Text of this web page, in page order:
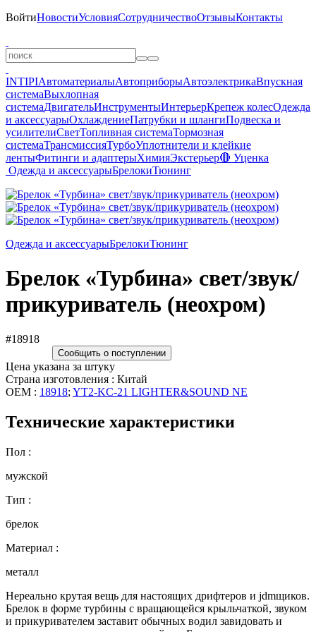
ВойтиНовостиУсловияСотрудничествоОтзывыКонтакты
INTIPIАвтоматериалыАвтоприборыАвтоэлектрикаВпускная
системаВыхлопная
системаДвигательИнструментыИнтерьерКрепеж колесОдежда
и аксессуарыОхлаждениеПатрубки и шлангиПодвеска и
усилителиСветТопливная системаТормозная
системаТрансмиссияТурбоУплотнители и клейкие
лентыФитинги и адаптерыХимияЭкстерьер🔴 Уценка
Одежда и аксессуарыБрелокиТюнинг
Одежда и аксессуарыБрелокиТюнинг
Брелoк «Турбина» свет/звук/
прикуриватель (неохром)
#18918
Сообщить о поступлении
Цена указана за штуку
Страна изготовления : Китай
OEM : 18918; YT2-KC-21 LIGHTER&SOUND NE
Технические характеристики
Пол :
мужской
Тип :
брелок
Материал :
металл
Нереально крутая вещь для настоящих дрифтеров и jdmщиков.
Брелок в форме турбины с вращающейся крыльчаткой, звуком
и прикуривателем заставит обычных водил завидовать и